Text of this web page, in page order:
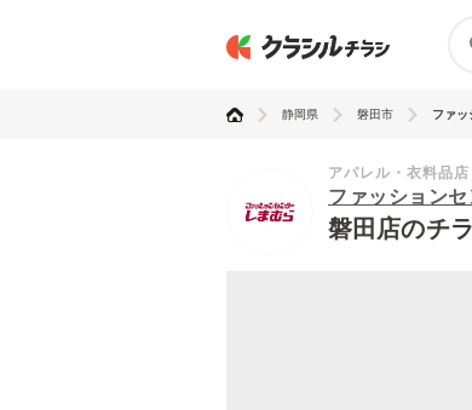
静岡県 磐田市 ファッ
アパレル・衣料品店
ファッション
磐田店のチ